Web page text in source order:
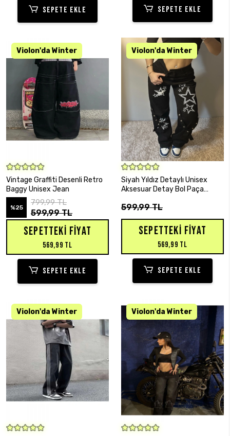
SEPETE EKLE SEPETE EKLE
SEPETE EKLE
Vintage Graffiti Desenli Retro
Baggy Unisex Jean
%25
799,99 TL
599,99 TL
SEPETTEKI FIYAT
569,99 TL
SEPETE EKLE
SEPETE EKLE
Siyah Yıldız Detaylı Unisex
Aksesuar Detay Bol Paça
599,99 TL
SEPETTEKI FIYAT
569,99 TL
SEPETE EKLE